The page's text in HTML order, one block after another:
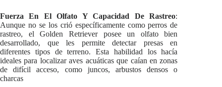
Fuerza En El Olfato Y Capacidad De Rastreo:
Aunque no se los crió específicamente como perros de
rastreo, el Golden Retriever posee un olfato bien
desarrollado, que les permite detectar presas en
diferentes tipos de terreno. Esta habilidad los hacía
ideales para localizar aves acuáticas que caían en zonas
de difícil acceso, como juncos, arbustos densos o
charcas